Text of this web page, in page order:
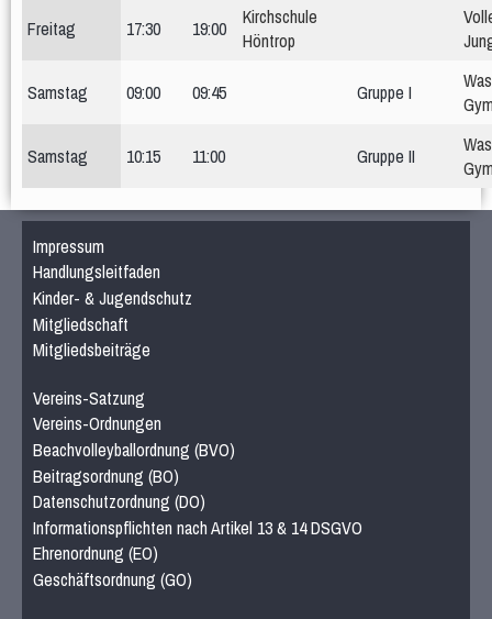
Freitag 17:30 19:00
Kirchschule
Höntrop
Samstag 09:00 09:45 Gruppe I
Samstag 10:15 11:00 Gruppe II
Impressum
Handlungsleitfaden
Kinder- & Jugendschutz
Mitgliedschaft
Mitgliedsbeiträge
Vereins-Satzung
Vereins-Ordnungen
Beachvolleyballordnung (BVO)
Beitragsordnung (BO)
Datenschutzordnung (DO)
Informationspflichten nach Artikel 13 & 14 DSGVO
Ehrenordnung (EO)
Geschäftsordnung (GO)